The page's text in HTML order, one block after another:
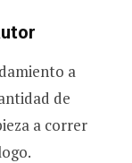
a
de
a correr